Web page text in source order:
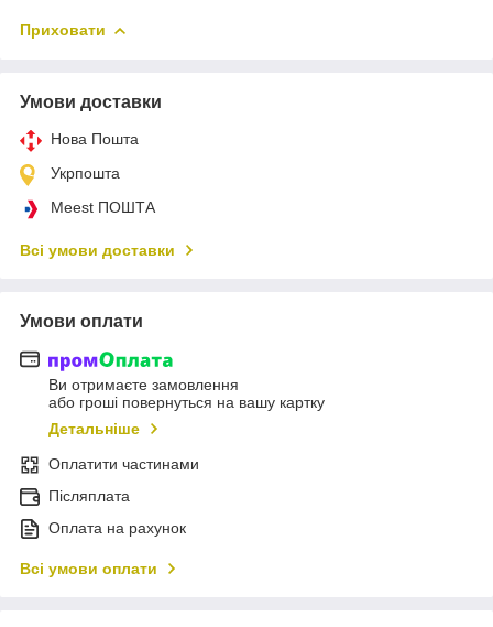
Приховати
Умови доставки
Нова Пошта
Укрпошта
Meest ПОШТА
Всі умови доставки
Умови оплати
Ви отримаєте замовлення
або гроші повернуться на вашу картку
Детальніше
Оплатити частинами
Післяплата
Оплата на рахунок
Всі умови оплати